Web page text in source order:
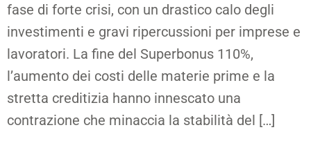
fase di forte crisi, con un drastico calo degli
investimenti e gravi ripercussioni per imprese e
lavoratori. La fine del Superbonus 110%,
l’aumento dei costi delle materie prime e la
stretta creditizia hanno innescato una
contrazione che minaccia la stabilità del […]